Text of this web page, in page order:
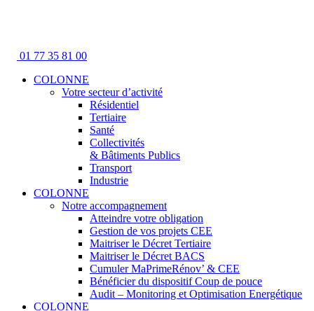
01 77 35 81 00
COLONNE
Votre secteur d’activité
Résidentiel
Tertiaire
Santé
Collectivités
& Bâtiments Publics
Transport
Industrie
COLONNE
Notre accompagnement
Atteindre votre obligation
Gestion de vos projets CEE
Maitriser le Décret Tertiaire
Maitriser le Décret BACS
Cumuler MaPrimeRénov’ & CEE
Bénéficier du dispositif Coup de pouce
Audit – Monitoring et Optimisation Energétique
COLONNE